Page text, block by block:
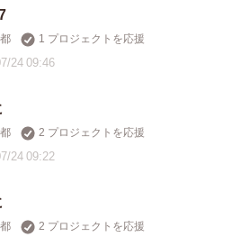
1 プロジェクトを応援
24 09:46
2 プロジェクトを応援
24 09:22
2 プロジェクトを応援